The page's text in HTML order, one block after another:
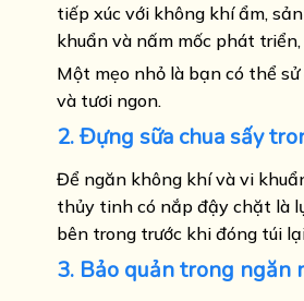
tiếp xúc với không khí ẩm,
khuẩn và nấm mốc phát triển,
Một mẹo nhỏ là bạn có thể
và tươi ngon.
2. Đựng sữa chua sấy
Để ngăn không khí và vi
thủy tinh có nắp đậy chặt là
bên trong trước khi đóng túi
3. Bảo quản trong ngăn